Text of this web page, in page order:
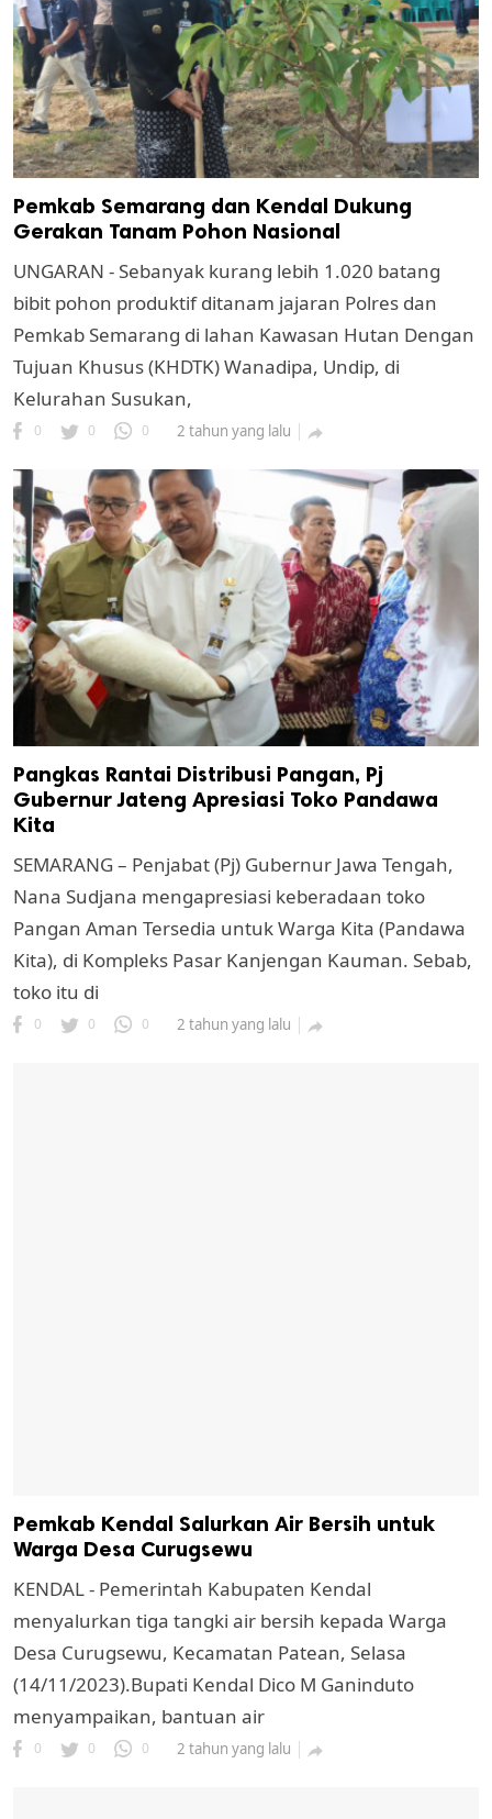
Pemkab Semarang dan Kendal Dukung
Gerakan Tanam Pohon Nasional
UNGARAN - Sebanyak kurang lebih 1.020 batang
bibit pohon produktif ditanam jajaran Polres dan
Pemkab Semarang di lahan Kawasan Hutan Dengan
Tujuan Khusus (KHDTK) Wanadipa, Undip, di
Kelurahan Susukan,
0 0 0 2 tahun yang lalu 
Pangkas Rantai Distribusi Pangan, Pj
Gubernur Jateng Apresiasi Toko Pandawa
Kita
SEMARANG – Penjabat (Pj) Gubernur Jawa Tengah,
Nana Sudjana mengapresiasi keberadaan toko
Pangan Aman Tersedia untuk Warga Kita (Pandawa
Kita), di Kompleks Pasar Kanjengan Kauman. Sebab,
toko itu di
0 0 0 2 tahun yang lalu 
Pemkab Kendal Salurkan Air Bersih untuk
Warga Desa Curugsewu
KENDAL - Pemerintah Kabupaten Kendal
menyalurkan tiga tangki air bersih kepada Warga
Desa Curugsewu, Kecamatan Patean, Selasa
(14/11/2023).Bupati Kendal Dico M Ganinduto
menyampaikan, bantuan air
0 0 0 2 tahun yang lalu 